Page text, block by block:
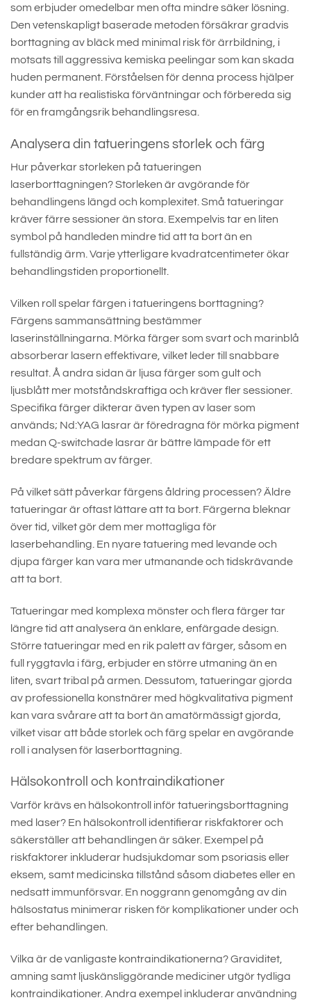
som erbjuder omedelbar men ofta mindre säker lösning.
Den vetenskapligt baserade metoden försäkrar gradvis
borttagning av bläck med minimal risk för ärrbildning, i
motsats till aggressiva kemiska peelingar som kan skada
huden permanent. Förståelsen för denna process hjälper
kunder att ha realistiska förväntningar och förbereda sig
för en framgångsrik behandlingsresa.
Analysera din tatueringens storlek och färg
Hur påverkar storleken på tatueringen
laserborttagningen? Storleken är avgörande för
behandlingens längd och komplexitet. Små tatueringar
kräver färre sessioner än stora. Exempelvis tar en liten
symbol på handleden mindre tid att ta bort än en
fullständig ärm. Varje ytterligare kvadratcentimeter ökar
behandlingstiden proportionellt.
Vilken roll spelar färgen i tatueringens borttagning?
Färgens sammansättning bestämmer
laserinställningarna. Mörka färger som svart och marinblå
absorberar lasern effektivare, vilket leder till snabbare
resultat. Å andra sidan är ljusa färger som gult och
ljusblått mer motståndskraftiga och kräver fler sessioner.
Specifika färger dikterar även typen av laser som
används; Nd:YAG lasrar är föredragna för mörka pigment
medan Q-switchade lasrar är bättre lämpade för ett
bredare spektrum av färger.
På vilket sätt påverkar färgens åldring processen? Äldre
tatueringar är oftast lättare att ta bort. Färgerna bleknar
över tid, vilket gör dem mer mottagliga för
laserbehandling. En nyare tatuering med levande och
djupa färger kan vara mer utmanande och tidskrävande
att ta bort.
Tatueringar med komplexa mönster och flera färger tar
längre tid att analysera än enklare, enfärgade design.
Större tatueringar med en rik palett av färger, såsom en
full ryggtavla i färg, erbjuder en större utmaning än en
liten, svart tribal på armen. Dessutom, tatueringar gjorda
av professionella konstnärer med högkvalitativa pigment
kan vara svårare att ta bort än amatörmässigt gjorda,
vilket visar att både storlek och färg spelar en avgörande
roll i analysen för laserborttagning.
Hälsokontroll och kontraindikationer
Varför krävs en hälsokontroll inför tatueringsborttagning
med laser? En hälsokontroll identifierar riskfaktorer och
säkerställer att behandlingen är säker. Exempel på
riskfaktorer inkluderar hudsjukdomar som psoriasis eller
eksem, samt medicinska tillstånd såsom diabetes eller en
nedsatt immunförsvar. En noggrann genomgång av din
hälsostatus minimerar risken för komplikationer under och
efter behandlingen.
Vilka är de vanligaste kontraindikationerna? Graviditet,
amning samt ljuskänsliggörande mediciner utgör tydliga
kontraindikationer. Andra exempel inkluderar användning